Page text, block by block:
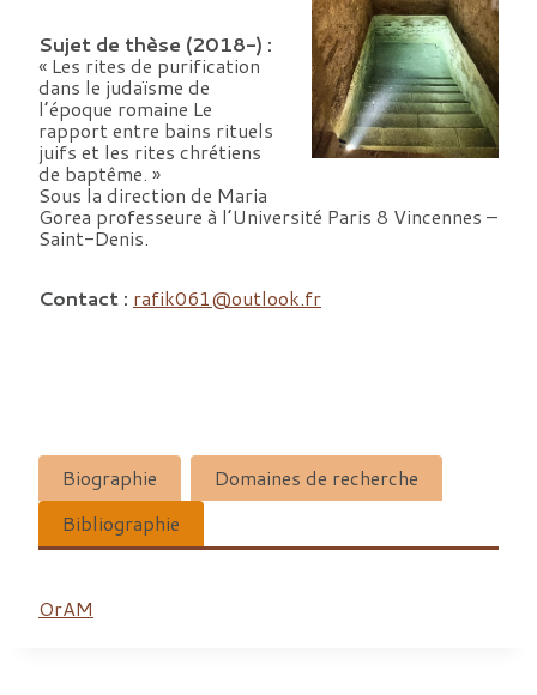
Sujet de thèse (2018-) :
« Les rites de purification
dans le judaïsme de
l’époque romaine Le
rapport entre bains rituels
juifs et les rites chrétiens
de baptême. »
Sous la direction de Maria
Gorea professeure à l’Université Paris 8 Vincennes –
Saint-Denis.
Contact : rafik061@outlook.fr
Biographie
Domaines de recherche
Bibliographie
OrAM